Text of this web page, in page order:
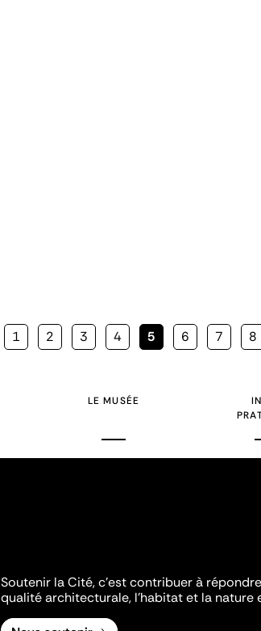
Page
1 Page
2 Page
3 Page
4
Page
5 Page
6 Page
7 8
LE MUSÉE
Soutenir la Cité, c'est contribuer à
qualité architecturale, l'habitat et la nature